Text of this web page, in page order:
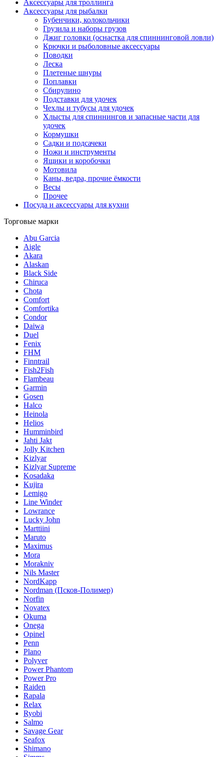
Аксессуары для троллинга
Аксессуары для рыбалки
Бубенчики, колокольчики
Грузила и наборы грузов
Джиг головки (оснастка для спиннинговой ловли)
Крючки и рыболовные аксессуары
Поводки
Леска
Плетеные шнуры
Поплавки
Сбирулино
Подставки для удочек
Чехлы и тубусы для удочек
Хлысты для спиннингов и запасные части для
удочек
Кормушки
Садки и подсачеки
Ножи и инструменты
Ящики и коробочки
Мотовила
Каны, ведра, прочие ёмкости
Весы
Прочее
Посуда и аксессуары для кухни
Торговые марки
Abu Garcia
Aigle
Akara
Alaskan
Black Side
Chiruca
Chota
Comfort
Comfortika
Condor
Daiwa
Duel
Fenix
FHM
Finntrail
Fish2Fish
Flambeau
Garmin
Gosen
Halco
Heinola
Helios
Humminbird
Jahti Jakt
Jolly Kitchen
Kizlyar
Kizlyar Supreme
Kosadaka
Kujira
Lemigo
Line Winder
Lowrance
Lucky John
Marttiini
Maruto
Maximus
Mora
Morakniv
Nils Master
NordKapp
Nordman (Псков-Полимер)
Norfin
Novatex
Okuma
Onega
Opinel
Penn
Plano
Polyver
Power Phantom
Power Pro
Raiden
Rapala
Relax
Ryobi
Salmo
Savage Gear
Seafox
Shimano